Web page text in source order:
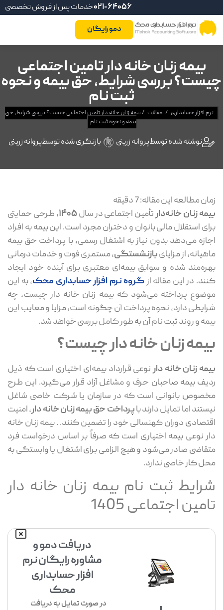
خدمات پس از فروش تخصصی021-64056
دمو رایگان
بیمه زنان خانه دار تامین اجتماعی
چیست؟ بررسی شرایط، حق بیمه و نحوه
ثبت نام
نرم افزار حسابداری / مقالات /بیمه زنان خانه دار تامین اجتماعی چیست؟ بررسی شرایط، حق
بیمه و نحوه ثبت نام
نوشته شده توسطپروانه زرینی بازنگری شده توسطپروانه زرینی
زمان مطالعه این مقاله:7دقیقه
بیمه زنان خانه‌دارتأمین اجتماعی در سال1405، طرحی حمایتی
برای استقلال مالی بانوان و دختران مجرد است. این بیمه به افراد
اجازه می‌دهد بدون نیاز به اشتغال رسمی، با پرداخت حق بیمه
ماهیانه، از مزایایبازنشستگی، مستمری فوت و خدمات درمانی
بهره‌مند شده و سوابق بیمه‌ای معتبری برای آینده خود ایجاد
کنند. در این مقاله از گروه نرم افزار حسابداری محک، به این
موضوع پرداخته می‌شود که بیمه زنان خانه دار چیست، چه
شرایطی دارد، نحوه پرداخت آن چگونه است، مزایا و معایب این
بیمه و روند ثبت ‌نام آن به ‌طور کامل بررسی خواهد شد.
بیمه زنان خانه دار چیست؟
بیمه زنان خانه دارنوعی قرارداد بیمه‌ای اختیاری است که ذیل
ردیف بیمه صاحبان حرف و مشاغل آزاد قرار می‌گیرد. این طرح
مخصوص بانوانی است که در سازمان یا شرکت خاصی شاغل
نیستند اما تمایل دارند باپرداخت حق بیمه زنان خانه دار، امنیت
اقتصادی دوران کهنسالی خود را تضمین کنند. . بیمه زنان خانه
دار نوعی بیمه اختیاری است که صرفاً بر اساس درخواست فرد
متقاضی صادر می‌شود و هیچ الزامی برای اشتغال یا وابستگی به
محل کار خاصی ندارد.
شرایط ثبت نام بیمه زنان خانه دار
تامین اجتماعی 1405
دریافت دمو و
مشاوره رایگان نرم
افزار حسابداری
محک
در صورت تمایل به دریافت